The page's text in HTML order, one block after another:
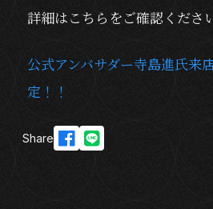
詳細はこちらをご確認ください
公式アンバサダー寺島進氏来
定！！
Share